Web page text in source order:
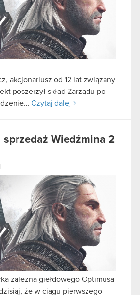
akcjonariusz od 12 lat związany
poszerzył skład Zarządu po
Czytaj dalej
sprzedaż Wiedźmina 2
zależna giełdowego Optimusa
że w ciągu pierwszego